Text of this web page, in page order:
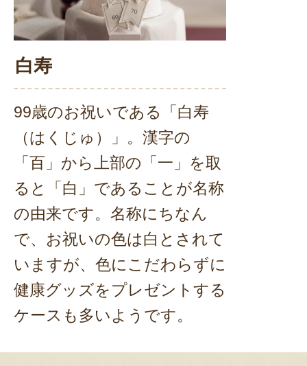
白寿
99歳のお祝いである「白寿
（はくじゅ）」。漢字の
「百」から上部の「一」を取
ると「白」であることが名称
の由来です。名称にちなん
で、お祝いの色は白とされて
いますが、色にこだわらずに
健康グッズをプレゼントする
ケースも多いようです。